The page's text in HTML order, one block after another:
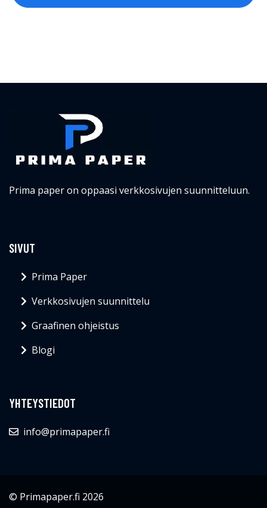
Prima paper on oppaasi verkkosivujen suunnitteluun.
SIVUT
Prima Paper
Verkkosivujen suunnittelu
Graafinen ohjeistus
Blogi
YHTEYSTIEDOT
info@primapaper.fi
© Primapaper.fi 2026